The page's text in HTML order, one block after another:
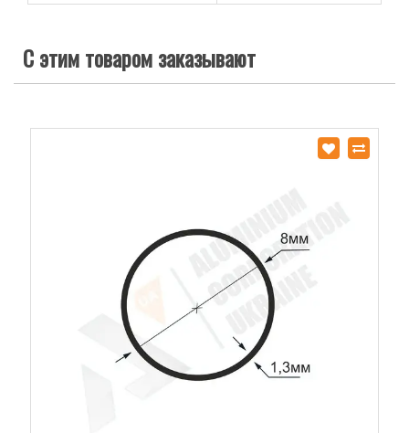
С этим товаром заказывают